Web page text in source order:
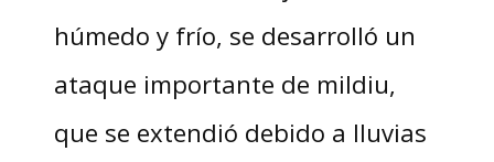
húmedo y frío, se desarrolló un
ataque importante de mildiu,
que se extendió debido a lluvias